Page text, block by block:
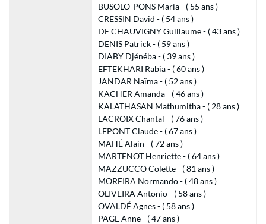
BUSOLO-PONS Maria - ( 55 ans )
CRESSIN David - ( 54 ans )
DE CHAUVIGNY Guillaume - ( 43 ans )
DENIS Patrick - ( 59 ans )
DIABY Djénéba - ( 39 ans )
EFTEKHARI Rabia - ( 60 ans )
JANDAR Naïma - ( 52 ans )
KACHER Amanda - ( 46 ans )
KALATHASAN Mathumitha - ( 28 ans )
LACROIX Chantal - ( 76 ans )
LEPONT Claude - ( 67 ans )
MAHÉ Alain - ( 72 ans )
MARTENOT Henriette - ( 64 ans )
MAZZUCCO Colette - ( 81 ans )
MOREIRA Normando - ( 48 ans )
OLIVEIRA Antonio - ( 58 ans )
OVALDÉ Agnes - ( 58 ans )
PAGE Anne - ( 47 ans )